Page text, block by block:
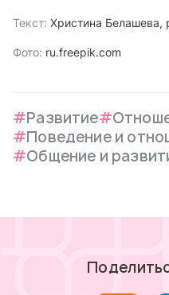
Текст: Христина Белашева,
Фото: ru.freepik.com
Развитие
Поведение и
Общение и